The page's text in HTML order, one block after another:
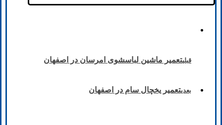
قبلیتعمیر ماشین لباسشوی امرسان در اصفهان
بعدیتعمیر یخچال سام در اصفهان